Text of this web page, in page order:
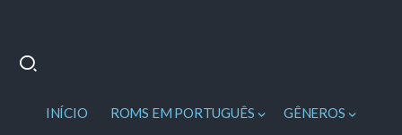
INÍCIO ROMS EM PORTUGUÊS GÊNEROS